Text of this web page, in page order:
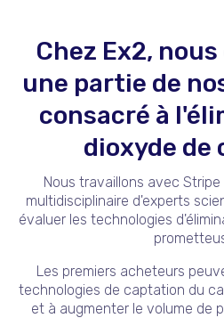
Chez Ex2,
une partie de
consacré à
dioxyde de
Nous travaillons avec
multidisciplinaire d'experts
évaluer les technologies
Les premiers acheteurs
technologies de captation du
et à augmenter le volume de